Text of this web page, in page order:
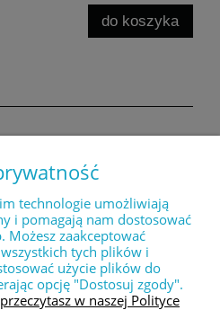
do koszyka
lat + balonik "
17,50 zł
Cena netto:14,23 zł
do koszyka
technologie umożliwiają
i pomagają nam dostosować
Możesz zaakceptować
tych plików i
użycie plików do
opcję "Dostosuj zgody".
w naszej Polityce